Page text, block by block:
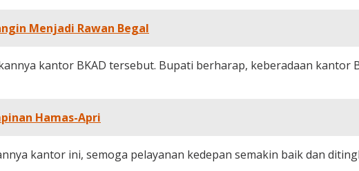
Menjadi Rawan Begal
kantor BKAD tersebut. Bupati berharap, keberadaan kantor
Hamas-Apri
kantor ini, semoga pelayanan kedepan semakin baik dan